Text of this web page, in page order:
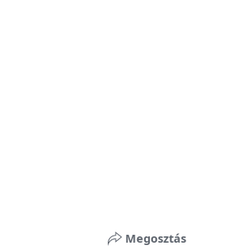
Megosztás